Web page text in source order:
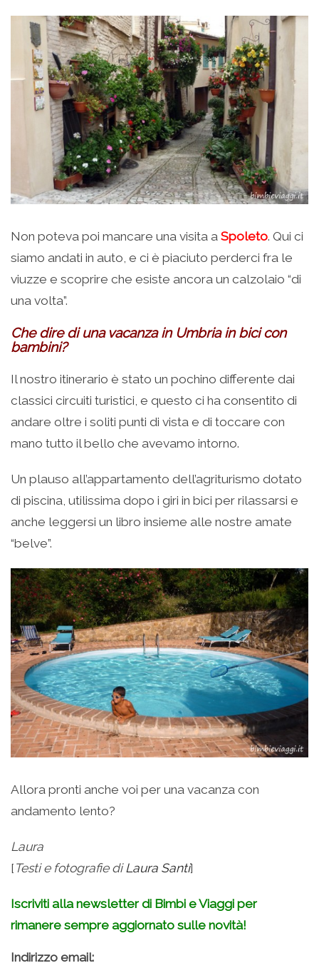
Non poteva poi mancare una visita a Spoleto. Qui ci
siamo andati in auto, e ci è piaciuto perderci fra le
viuzze e scoprire che esiste ancora un calzolaio “di
una volta”.
Che dire di una vacanza in Umbria in bici con
bambini?
Il nostro itinerario è stato un pochino differente dai
classici circuiti turistici, e questo ci ha consentito di
andare oltre i soliti punti di vista e di toccare con
mano tutto il bello che avevamo intorno.
Un plauso all’appartamento dell’agriturismo dotato
di piscina, utilissima dopo i giri in bici per rilassarsi e
anche leggersi un libro insieme alle nostre amate
“belve”.
Allora pronti anche voi per una vacanza con
andamento lento?
Laura
[ Testi e fotografie di Laura Santi]
Iscriviti alla newsletter di Bimbi e Viaggi per
rimanere sempre aggiornato sulle novità!
Indirizzo email: